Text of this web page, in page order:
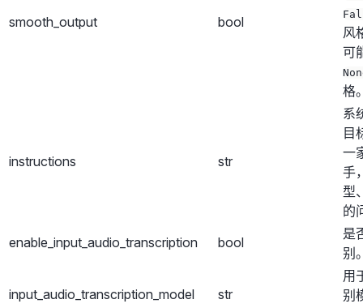
smooth_output bool
风
可
格
instructions str
系
目
一
手
型
的
enable_input_audio_transcription
bool
是
别
input_audio_transcription_model str
用
别